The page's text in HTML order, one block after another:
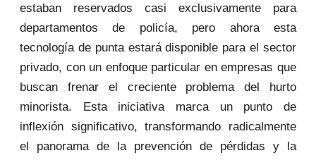
estaban reservados casi exclusivamente para
departamentos de policía, pero ahora esta
tecnología de punta estará disponible para el sector
privado, con un enfoque particular en empresas que
buscan frenar el creciente problema del hurto
minorista. Esta iniciativa marca un punto de
inflexión significativo, transformando radicalmente
el panorama de la prevención de pérdidas y la